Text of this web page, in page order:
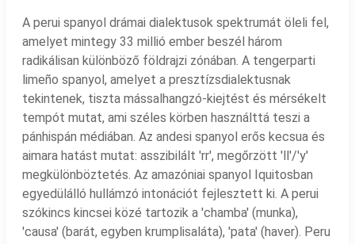
A perui spanyol drámai dialektusok spektrumát öleli fel,
amelyet mintegy 33 millió ember beszél három
radikálisan különböző földrajzi zónában. A tengerparti
limeño spanyol, amelyet a presztízsdialektusnak
tekintenek, tiszta mássalhangzó-kiejtést és mérsékelt
tempót mutat, ami széles körben használttá teszi a
pánhispán médiában. Az andesi spanyol erős kecsua és
aimara hatást mutat: asszibilált 'rr', megőrzött 'll'/'y'
megkülönböztetés. Az amazóniai spanyol Iquitosban
egyedülálló hullámzó intonációt fejlesztett ki. A perui
szókincs kincsei közé tartozik a 'chamba' (munka),
'causa' (barát, egyben krumplisaláta), 'pata' (haver). Peru